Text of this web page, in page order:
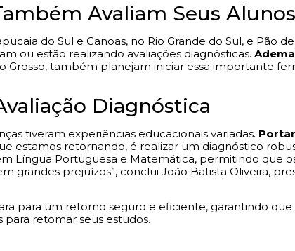
Avaliam Seus Alunos
do Sul e Canoas, no Rio Grande do Sul, e Pão
ou estão realizando avaliações diagnósticas.
Grosso, também planejam iniciar essa importante
Diagnóstica
tiveram experiências educacionais variadas.
estamos retornando, é realizar um diagnóstico
Língua Portuguesa e Matemática, permitindo que
grandes prejuízos”, conclui João Batista Oliveira,
para um retorno seguro e eficiente, garantindo
retomar seus estudos.